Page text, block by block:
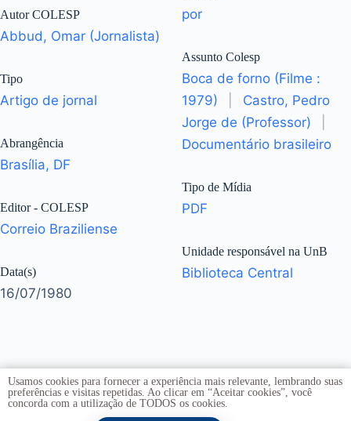
Autor COLESP
Abbud, Omar (Jornalista)
Tipo
Artigo de jornal
Abrangência
Brasília, DF
Editor - COLESP
Correio Braziliense
Data(s)
16/07/1980
por
Assunto Colesp
Boca de forno (Filme :
1979)
Castro, Pedro
Jorge de (Professor)
Documentário brasileiro
Tipo de Mídia
PDF
Unidade responsável na UnB
Biblioteca Central
Usamos cookies para fornecer a experiência mais relevante, lembrando suas
preferências e visitas repetidas. Ao clicar em “Aceitar cookies”, você
concorda com a utilização de TODOS os cookies.